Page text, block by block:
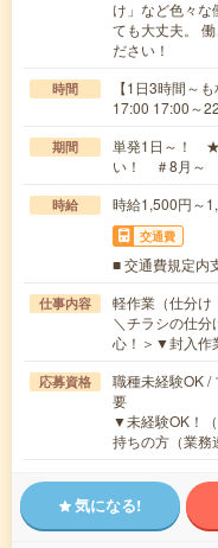
け」など色々
ても大丈夫。
ださい！
時間
【1日3時間～
17:00 17:00～
期間
単発1日～！ ★
い！ ＃8月～
時給 時給1,500円～
交通費
■ 交通費規定内
仕事内容
軽作業（仕分け
＼チラシの仕
心！＞▼封入作
応募資格
職種未経験OK /
要
▼未経験OK！
持ちの方（業
気になる!